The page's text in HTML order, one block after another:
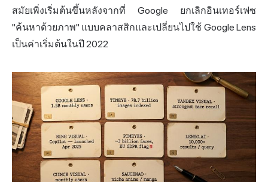
สมัยเพิ่งเริ่มต้นขึ้นหลังจากที่ Google ยกเลิกอินเทอร์เฟซ
"ค้นหาด้วยภาพ" แบบคลาสสิกและเปลี่ยนไปใช้ Google Lens
เป็นค่าเริ่มต้นในปี 2022